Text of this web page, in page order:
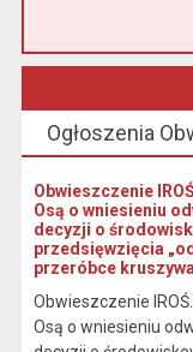
Ogłoszenia
Obwieszczenie
Osą o wniesieniu
decyzji o
przedsięwzięcia
przeróbce
Obwieszczenie
Osą o wniesieniu